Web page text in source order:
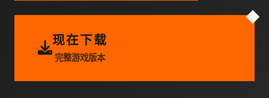
现在下载
完整游戏版本